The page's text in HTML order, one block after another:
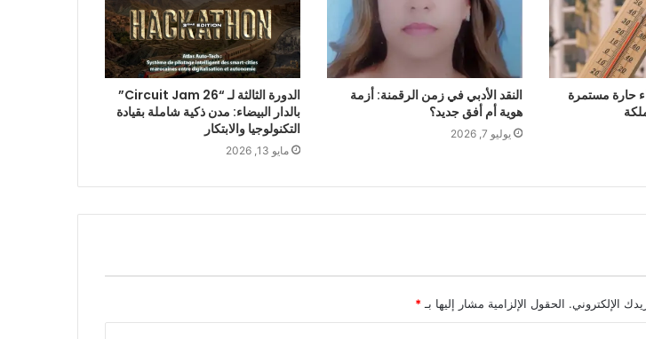
حارة مستمرة
النقد الأدبي في زمن الرقمنة: أزمة
هوية أم أفق جديد؟
يوليو 7, 2026
الدورة الثالثة لـ “Circuit Jam 26”
بالدار البيضاء: مدن ذكية شاملة بقيادة
التكنولوجيا والابتكار
مايو 13, 2026
الإلكتروني. الحقول الإلزامية مشار إليها بـ*